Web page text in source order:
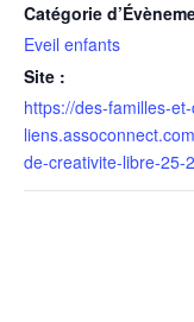
Catégorie
Eveil enfants
Site :
https://des-familles-
de-creativite-libre-25-